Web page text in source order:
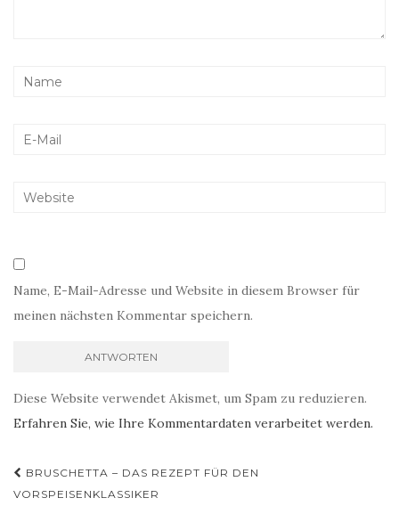
Name, E-Mail-Adresse und Website in diesem Browser für
meinen nächsten Kommentar speichern.
Diese Website verwendet Akismet, um Spam zu reduzieren.
Erfahren Sie, wie Ihre Kommentardaten verarbeitet werden.
Beitragsnavigation
BRUSCHETTA – DAS REZEPT FÜR DEN
VORSPEISENKLASSIKER